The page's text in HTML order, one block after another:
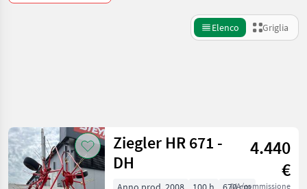
Elenco Griglia
ricerca
Categoria 4 Paese
Ziegler HR 671 -
DH
4.440
€
IVA/commissione